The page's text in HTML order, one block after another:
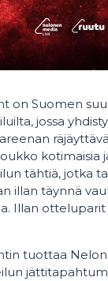
on Suomen
jossa
kotimaisia
tähtiä, jotka
illan täynnä
Illan
tuottaa